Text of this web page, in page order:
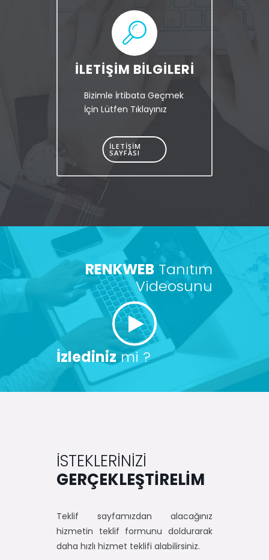
İLETİŞİM BİLGİLERİ
Bizimle İrtibata Geçmek
İçin Lütfen Tıklayınız
İLETIŞIM
SAYFASI
RENKWEBTanıtım
Videosunu
İzledinizmi ?
İSTEKLERİNİZİ
GERÇEKLEŞTİRELİM
Teklif sayfamızdan alacağınız
hizmetin teklif formunu doldurarak
daha hızlı hizmet teklifi alabilirsiniz.